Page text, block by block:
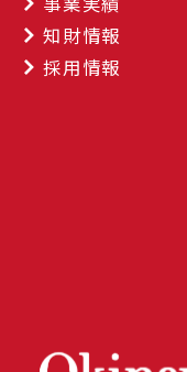
知財情報
採用情報